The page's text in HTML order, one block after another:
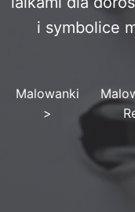
i symbolice
Malowanki
>